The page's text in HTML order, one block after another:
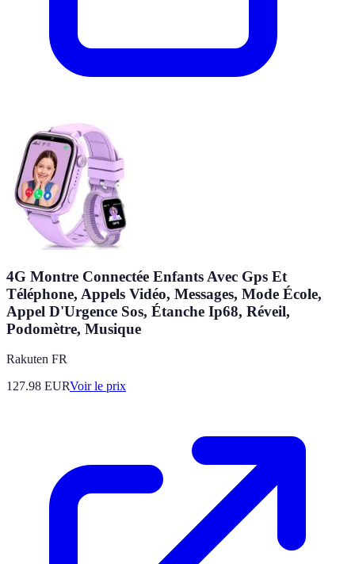
4G Montre Connectée Enfants Avec Gps Et
Téléphone, Appels Vidéo, Messages, Mode École,
Appel D'Urgence Sos, Étanche Ip68, Réveil,
Podomètre, Musique
Rakuten FR
127.98 EURVoir le prix